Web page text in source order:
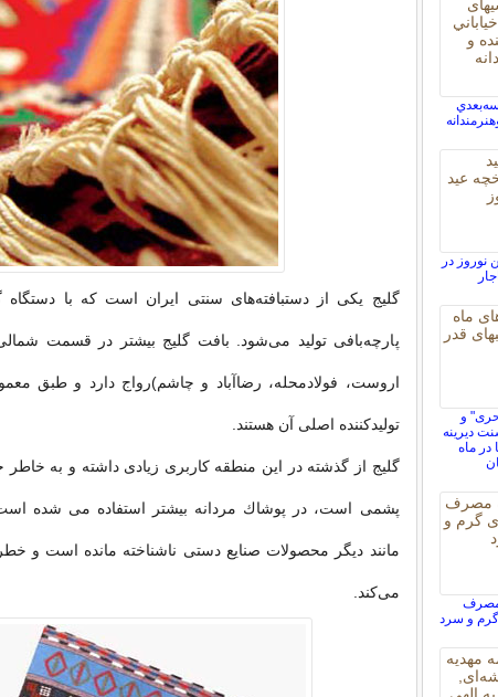
گلیج یکی از دستبافته‌های سنتی ایران است که با دستگاه
پارچه‌بافی تولید می‌شود. بافت گلیج بیشتر در قسمت
اروست، فولادمحله، رضاآباد و چاشم)رواج دارد و طبق
تولیدكننده‌ اصلی آن هستند.
گلیج از گذشته در این منطقه كاربری زیادی داشته و به
پشمی است، در پوشاك مردانه بیشتر استفاده می ‌شده
مانند دیگر محصولات صنایع دستی ناشناخته مانده است و
می‌كند.
نوروز در
و
دیرینه
در ماه
مصرف
و سرد